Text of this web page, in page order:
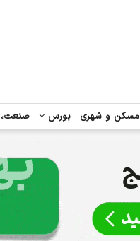
مسکن و شهری بورس